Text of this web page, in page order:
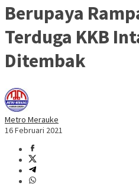
Berupaya
Terduga KKB
Ditembak
Metro Merauke
16 Februari 2021